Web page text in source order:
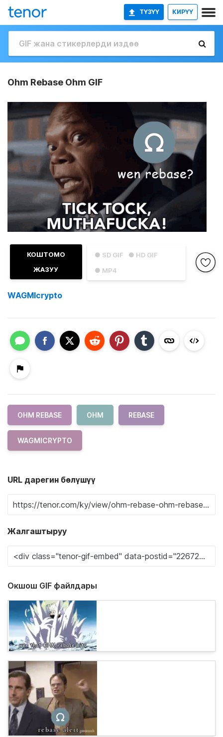
ТҮЗҮҮ КИРҮҮ
Ohm Rebase Ohm GIF
● SD GIF
● HD GIF
● MP4
КОШТОМО
ЖАЗУУ
WAGMIcrypto
OHM REBASE OHM REBASE
WAGMICRYPTO
URL дарегин бөлүшүү
Жалгаштыруу
Окшош GIF файлдары